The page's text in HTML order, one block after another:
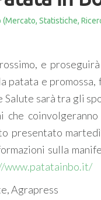
Statistiche,
e
patata e
Salute sarà tra gli
presentato
sulla
www.patatainbo.it/
Agrapress